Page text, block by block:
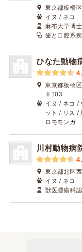
東京都板橋
イヌ / ネコ
麻布大学博
歯と口腔系
ひなた動物
東京都板橋
Ⅱ103
イヌ / ネコ /
ット / リス /
ロモモンガ
川村動物病
東京都北区
イヌ / ネコ
獣医腫瘍科